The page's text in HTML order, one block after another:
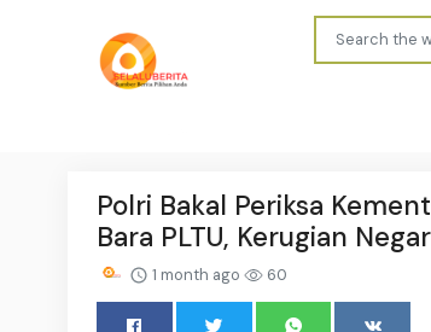
Polri Bakal Periksa
Bara PLTU, Kerugian
1 month ago 60